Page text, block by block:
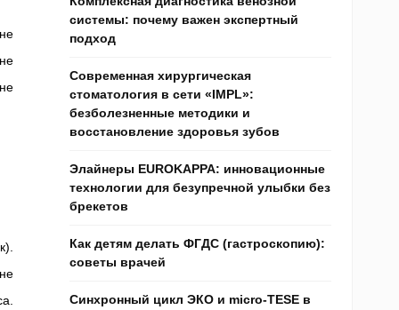
системы: почему важен экспертный
подход
Современная хирургическая
стоматология в сети «IMPL»:
безболезненные методики и
восстановление здоровья зубов
Элайнеры EUROKAPPA: инновационные
технологии для безупречной улыбки без
брекетов
Как детям делать ФГДС (гастроскопию):
советы врачей
Синхронный цикл ЭКО и micro-TESE в